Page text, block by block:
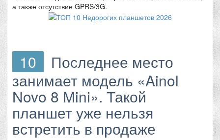
а также отсутствие GPRS/3G.
10
Последнее место
занимает модель «Ainol
Novo 8 Mini». Такой
планшет уже нельзя
встретить в продаже